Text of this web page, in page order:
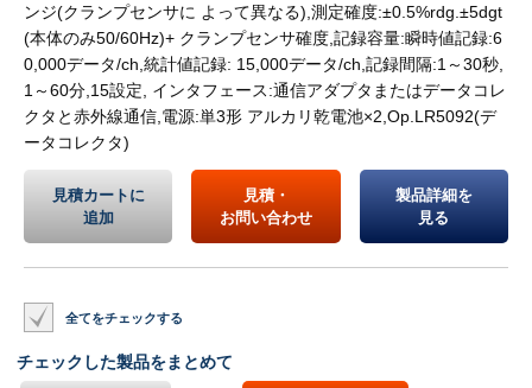
ンジ(クランプセンサに よって異なる),測定確度:±0.5%rdg.±5dgt
(本体のみ50/60Hz)+ クランプセンサ確度,記録容量:瞬時値記録:6
0,000データ/ch,統計値記録: 15,000データ/ch,記録間隔:1～30秒,
1～60分,15設定, インタフェース:通信アダプタまたはデータコレ
クタと赤外線通信,電源:単3形 アルカリ乾電池×2,Op.LR5092(デ
ータコレクタ)
見積カートに
追加
見積・
お問い合わせ
製品詳細を
見る
全てをチェックする
チェックした製品をまとめて